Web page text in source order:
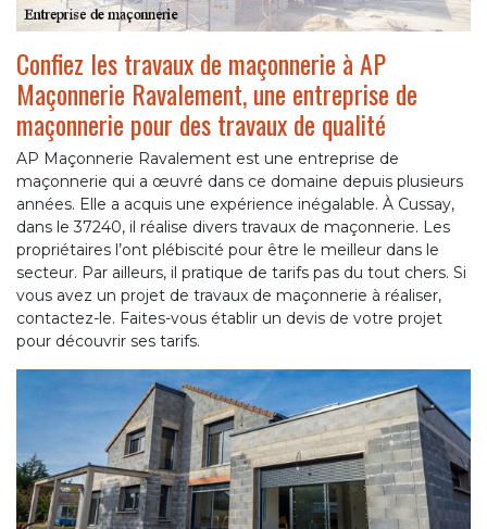
Confiez les travaux de maçonnerie à AP
Maçonnerie Ravalement, une entreprise de
maçonnerie pour des travaux de qualité
AP Maçonnerie Ravalement est une entreprise de
maçonnerie qui a œuvré dans ce domaine depuis plusieurs
années. Elle a acquis une expérience inégalable. À Cussay,
dans le 37240, il réalise divers travaux de maçonnerie. Les
propriétaires l’ont plébiscité pour être le meilleur dans le
secteur. Par ailleurs, il pratique de tarifs pas du tout chers. Si
vous avez un projet de travaux de maçonnerie à réaliser,
contactez-le. Faites-vous établir un devis de votre projet
pour découvrir ses tarifs.